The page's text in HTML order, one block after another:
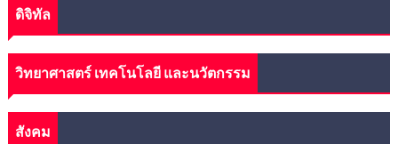
ดิจิทัล
วิทยาศาสตร์ เทคโนโลยี และนวัตกรรม
สังคม